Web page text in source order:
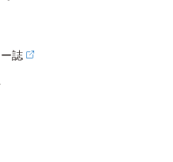
誌